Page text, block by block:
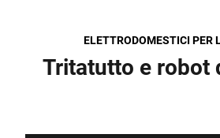
ELETTRODOMESTICI PER
Tritatutto e robot